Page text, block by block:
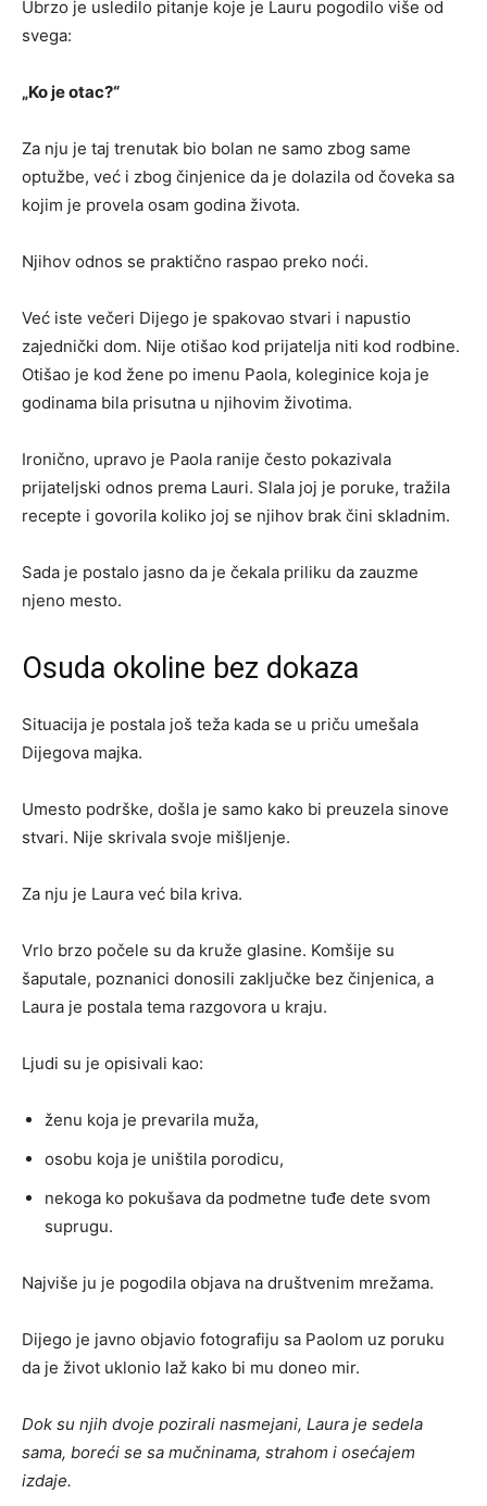
Ubrzo je usledilo pitanje koje je Lauru pogodilo više od
svega:
„Ko je otac?“
Za nju je taj trenutak bio bolan ne samo zbog same
optužbe, već i zbog činjenice da je dolazila od čoveka sa
kojim je provela osam godina života.
Njihov odnos se praktično raspao preko noći.
Već iste večeri Dijego je spakovao stvari i napustio
zajednički dom. Nije otišao kod prijatelja niti kod rodbine.
Otišao je kod žene po imenu Paola, koleginice koja je
godinama bila prisutna u njihovim životima.
Ironično, upravo je Paola ranije često pokazivala
prijateljski odnos prema Lauri. Slala joj je poruke, tražila
recepte i govorila koliko joj se njihov brak čini skladnim.
Sada je postalo jasno da je čekala priliku da zauzme
njeno mesto.
Osuda okoline bez dokaza
Situacija je postala još teža kada se u priču umešala
Dijegova majka.
Umesto podrške, došla je samo kako bi preuzela sinove
stvari. Nije skrivala svoje mišljenje.
Za nju je Laura već bila kriva.
Vrlo brzo počele su da kruže glasine. Komšije su
šaputale, poznanici donosili zaključke bez činjenica, a
Laura je postala tema razgovora u kraju.
Ljudi su je opisivali kao:
ženu koja je prevarila muža,
osobu koja je uništila porodicu,
nekoga ko pokušava da podmetne tuđe dete svom
suprugu.
Najviše ju je pogodila objava na društvenim mrežama.
Dijego je javno objavio fotografiju sa Paolom uz poruku
da je život uklonio laž kako bi mu doneo mir.
Dok su njih dvoje pozirali nasmejani, Laura je sedela
sama, boreći se sa mučninama, strahom i osećajem
izdaje.